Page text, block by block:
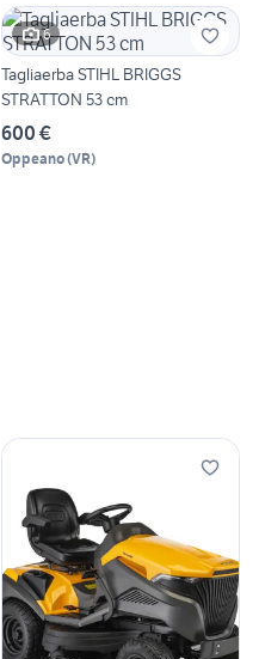
6
Tagliaerba STIHL BRIGGS
STRATTON 53 cm
600 €
Oppeano(VR)